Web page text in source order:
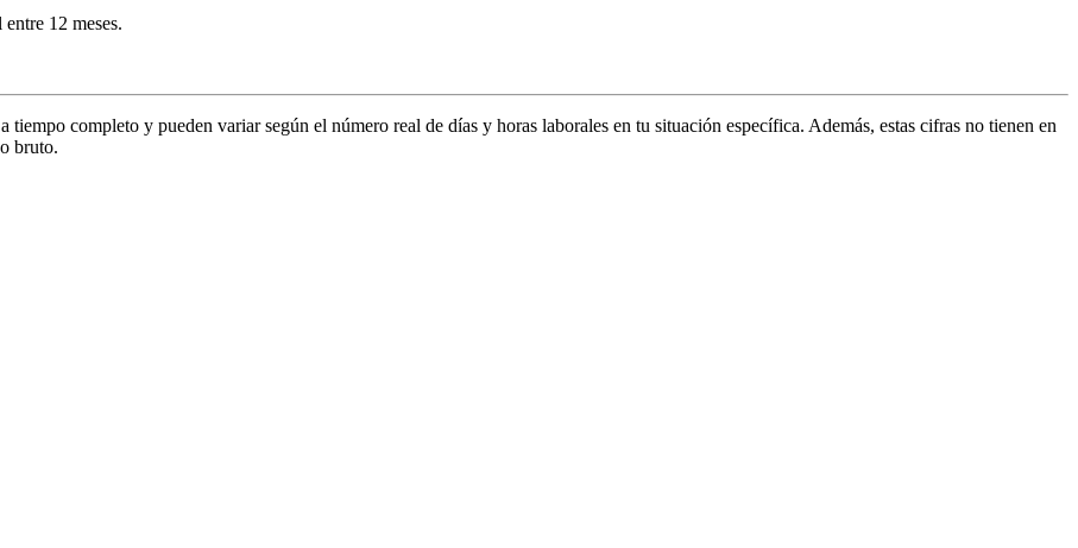
12 meses.
tiempo completo y pueden variar según el número real de días y horas laborales en tu situación específica. Además, estas cifras no tienen en
bruto.